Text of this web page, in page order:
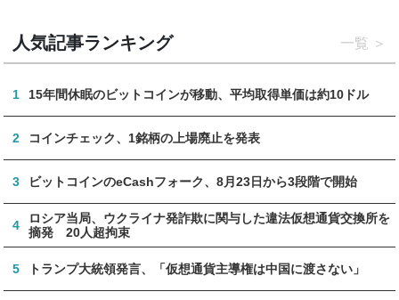
人気記事ランキング 一覧
1 15年間休眠のビットコインが移動、平均取得単価は約10ドル
2 コインチェック、1銘柄の上場廃止を発表
3 ビットコインのeCashフォーク、8月23日から3段階で開始
4
ロシア当局、ウクライナ発詐欺に関与した違法仮想通貨交換所を
摘発 20人超拘束
5 トランプ大統領発言、「仮想通貨主導権は中国に渡さない」